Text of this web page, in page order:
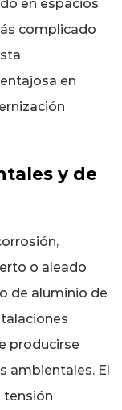
en espacios
complicado
en
y de
o aleado
de aluminio de
producirse
ambientales. El
tensión